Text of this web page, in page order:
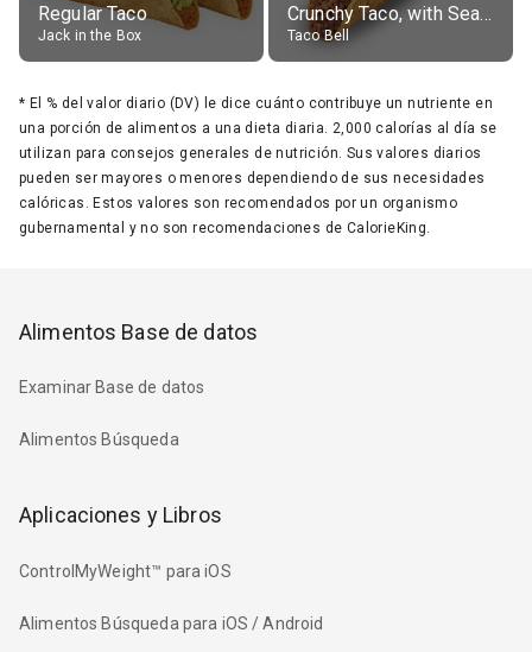
Regular Taco
Jack in the Box
Crunchy Taco, with Seasoned Beef
Taco Bell
* El % del valor diario (DV) le dice cuánto contribuye un nutriente en
una porción de alimentos a una dieta diaria. 2,000 calorías al día se
utilizan para consejos generales de nutrición. Sus valores diarios
pueden ser mayores o menores dependiendo de sus necesidades
calóricas. Estos valores son recomendados por un organismo
gubernamental y no son recomendaciones de CalorieKing.
Alimentos Base de datos
Examinar Base de datos
Alimentos Búsqueda
Aplicaciones y Libros
ControlMyWeight™ para iOS
Alimentos Búsqueda para iOS / Android